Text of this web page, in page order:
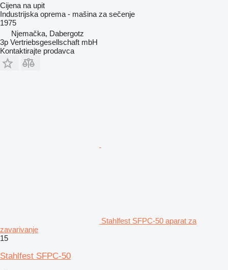
Cijena na upit
Industrijska oprema - mašina za sečenje
1975
Njemačka, Dabergotz
3p Vertriebsgesellschaft mbH
Kontaktirajte prodavca
Stahlfest SFPC-50 aparat za
zavarivanje
15
Stahlfest SFPC-50